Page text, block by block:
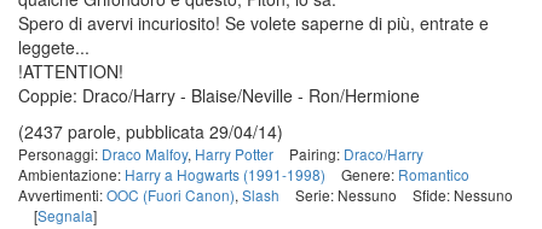
Spero di avervi incuriosito! Se volete saperne di più, entrate e
leggete...
!ATTENTION!
Coppie: Draco/Harry - Blaise/Neville - Ron/Hermione
(2437 parole, pubblicata 29/04/14)
Personaggi: Draco Malfoy, Harry Potter Pairing: Draco/Harry
Ambientazione: Harry a Hogwarts (1991-1998) Genere: Romantico
Avvertimenti:OOC (Fuori Canon), Slash Serie: Nessuno
Sfide: Nessuno
[Segnala]